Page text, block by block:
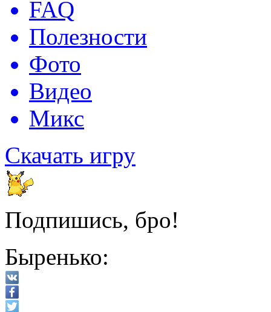
FAQ
Полезности
Фото
Видео
Микс
Скачать игру
Подпишись, бро!
Быренько: